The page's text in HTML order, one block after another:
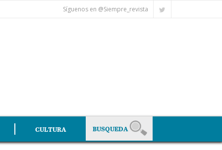
Síguenos en @Siempre_revista
CULTURA